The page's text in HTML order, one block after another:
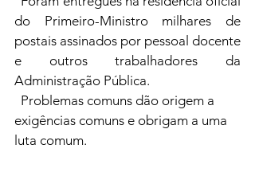
do Primeiro-Ministro milhares de
postais assinados por pessoal docente
e outros trabalhadores da
Administração Pública.
exigências comuns e obrigam a uma
luta comum.